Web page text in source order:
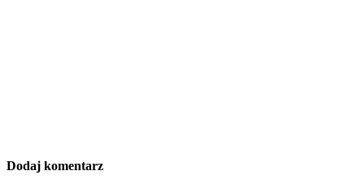
Dodaj komentarz